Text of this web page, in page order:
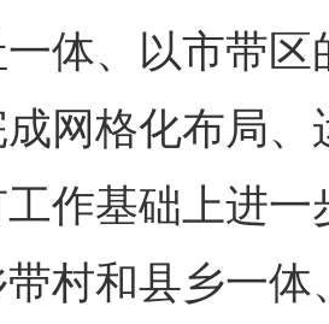
体、以市带
网格化布局
作基础上进
带村和县乡一